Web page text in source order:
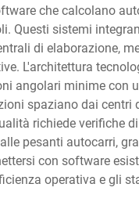
che calcolano
Questi sistemi
di elaborazione,
L'architettura
angolari minime con
spaziano dai
richiede verifiche
pesanti autocarri,
con software
operativa e gli